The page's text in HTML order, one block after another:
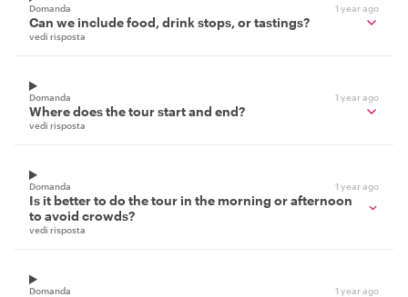
Domanda 1 year ago
Can we include food, drink stops, or tastings?
vedi risposta
Domanda 1 year ago
Where does the tour start and end?
vedi risposta
Domanda 1 year ago
Is it better to do the tour in the morning or afternoon
to avoid crowds?
vedi risposta
Domanda 1 year ago